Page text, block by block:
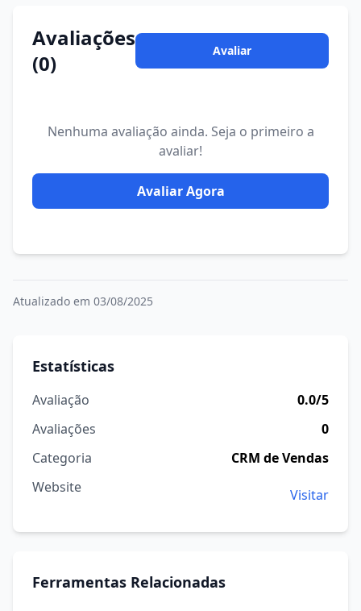
Avaliações
(0)
Avaliar
Nenhuma avaliação ainda. Seja o primeiro a
avaliar!
Avaliar Agora
Atualizado em 03/08/2025
Estatísticas
Avaliação
0.0/5
Avaliações
0
Categoria
CRM de Vendas
Website
Visitar
Ferramentas Relacionadas